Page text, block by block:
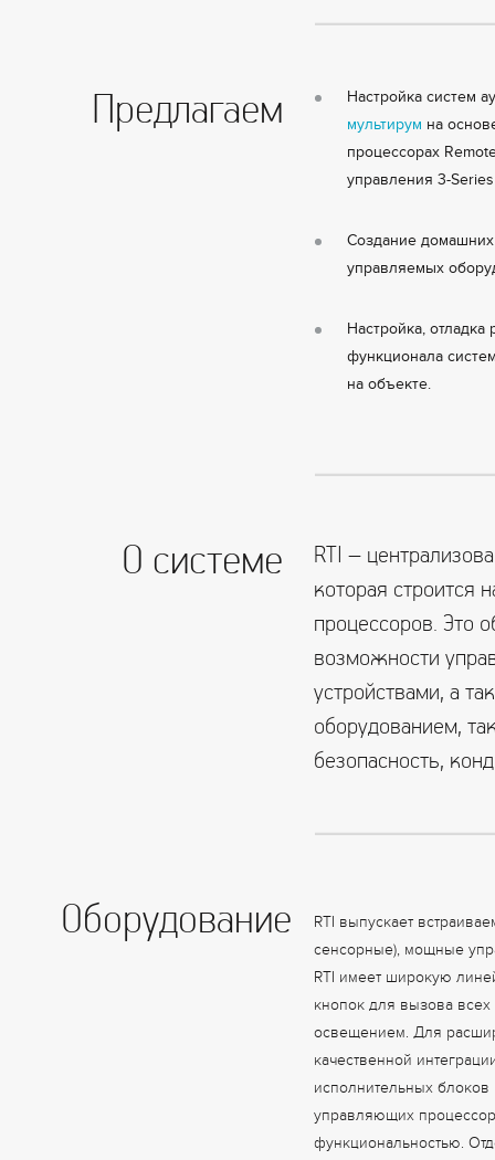
Предлагаем
Настройка систем
мультирум на
процессорах
управления 3-
Создание домашних
управляемых
Настройка,
функционала
на объекте.
О системе
RTI –
которая строится
процессоров. Это
возможности
устройствами, а
оборудованием,
безопасность,
Оборудование
RTI выпускает
сенсорные), мощные
RTI имеет широкую
кнопок для вызова
освещением. Для
качественной
исполнительных блоков
управляющих
функциональностью.